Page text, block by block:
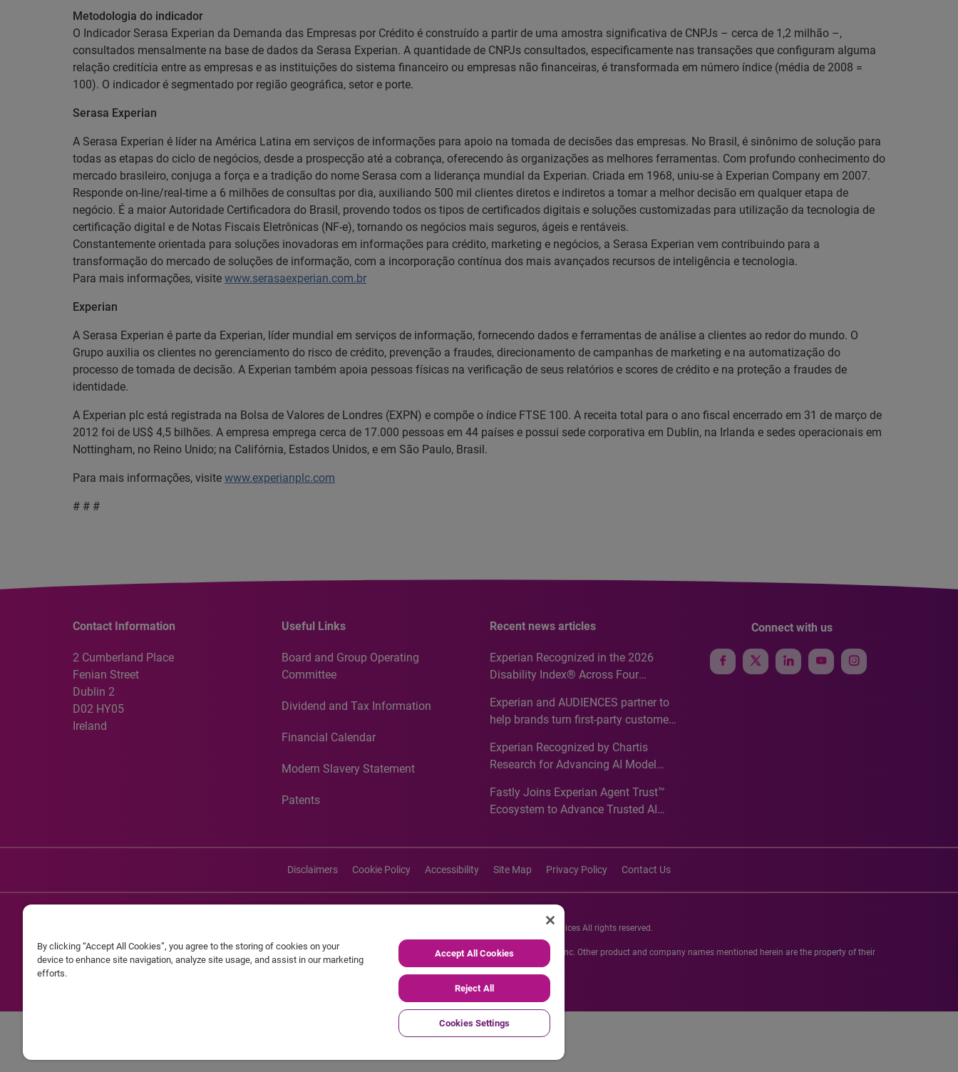
Metodologia do indicador
O Indicador Serasa Experian da Demanda das Empresas por Crédito é construído a partir de uma amostra significativa de CNPJs – cerca de 1,2 milhão –,
consultados mensalmente na base de dados da Serasa Experian. A quantidade de CNPJs consultados, especificamente nas transações que configuram alguma
relação creditícia entre as empresas e as instituições do sistema financeiro ou empresas não financeiras, é transformada em número índice (média de 2008 =
100). O indicador é segmentado por região geográfica, setor e porte.
Serasa Experian
A Serasa Experian é líder na América Latina em serviços de informações para apoio na tomada de decisões das empresas. No Brasil, é sinônimo de solução para
todas as etapas do ciclo de negócios, desde a prospecção até a cobrança, oferecendo às organizações as melhores ferramentas. Com profundo conhecimento do
mercado brasileiro, conjuga a força e a tradição do nome Serasa com a liderança mundial da Experian. Criada em 1968, uniu-se à Experian Company em 2007.
Responde on-line/real-time a 6 milhões de consultas por dia, auxiliando 500 mil clientes diretos e indiretos a tomar a melhor decisão em qualquer etapa de
negócio. É a maior Autoridade Certificadora do Brasil, provendo todos os tipos de certificados digitais e soluções customizadas para utilização da tecnologia de
certificação digital e de Notas Fiscais Eletrônicas (NF-e), tornando os negócios mais seguros, ágeis e rentáveis.
Constantemente orientada para soluções inovadoras em informações para crédito, marketing e negócios, a Serasa Experian vem contribuindo para a
transformação do mercado de soluções de informação, com a incorporação contínua dos mais avançados recursos de inteligência e tecnologia.
Para mais informações, visite www.serasaexperian.com.br
Experian
A Serasa Experian é parte da Experian, líder mundial em serviços de informação, fornecendo dados e ferramentas de análise a clientes ao redor do mundo. O
Grupo auxilia os clientes no gerenciamento do risco de crédito, prevenção a fraudes, direcionamento de campanhas de marketing e na automatização do
processo de tomada de decisão. A Experian também apoia pessoas físicas na verificação de seus relatórios e scores de crédito e na proteção a fraudes de
identidade.
A Experian plc está registrada na Bolsa de Valores de Londres (EXPN) e compõe o índice FTSE 100. A receita total para o ano fiscal encerrado em 31 de março de
2012 foi de US$ 4,5 bilhões. A empresa emprega cerca de 17.000 pessoas em 44 países e possui sede corporativa em Dublin, na Irlanda e sedes operacionais em
Nottingham, no Reino Unido; na Califórnia, Estados Unidos, e em São Paulo, Brasil.
Para mais informações, visite www.experianplc.com
# # #
Contact Information
2 Cumberland Place
Fenian Street
Dublin 2
D02 HY05
Ireland
Useful Links
Board and Group Operating
Committee
Dividend and Tax Information
Financial Calendar
Modern Slavery Statement
Patents
Recent news articles
Experian Recognized in the 2026
Disability Index® Across Four
Recognition for Australia
Experian and AUDIENCES partner to
help brands turn first-party customer
media activation
Experian Recognized by Chartis
Research for Advancing AI Model
Analytics50 2026
Fastly Joins Experian Agent Trust™
Ecosystem to Advance Trusted AI
Connect with us
Disclaimers Cookie Policy Accessibility Site Map Privacy Policy Contact Us
©2026 Experian Information Solutions, Inc. Experian Marketing Services All rights reserved.
Experian and the Experian marks used herein are service marks or registered trademarks of Experian Informations Solutions, Inc. Other product and company names mentioned herein are the property of their
respective owners.
By clicking “Accept All Cookies”, you agree to the storing of cookies on your
device to enhance site navigation, analyze site usage, and assist in our marketing
efforts.
Accept All Cookies
Reject All
Cookies Settings